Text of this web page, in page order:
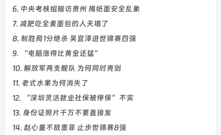
6. 中央考核组暗访贵州 揭纸面安全乱象
7. 减肥吃全麦面包的人天塌了
8. 制胜局1分绝杀 吴宜泽进世锦赛四强
9. “电脑涨得比黄金还猛”
10. 解放军两支舰队 为何同时亮剑
11. 老式水果为何消失了
12. “深圳灵活就业社保被停保”不实
13. 身份证照片千万不要直接发
14. 赵心童不敌墨菲 止步世锦赛8强